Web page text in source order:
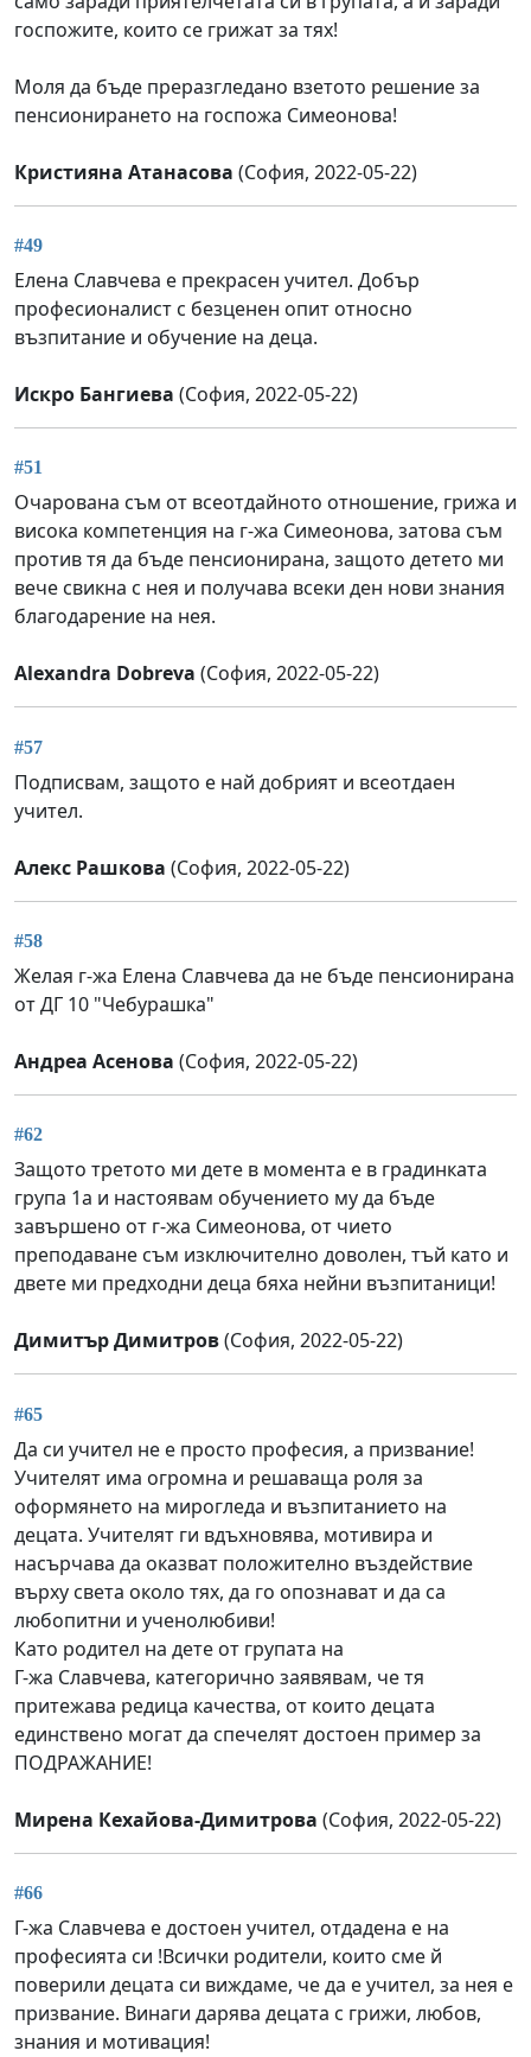
госпожите, които се грижат за тях!
Моля да бъде преразгледано взетото решение за
пенсионирането на госпожа Симеонова!
Кристияна Атанасова (София, 2022-05-22)
#49
Елена Славчева е прекрасен учител. Добър
професионалист с безценен опит относно
възпитание и обучение на деца.
Искро Бангиева (София, 2022-05-22)
#51
Очарована съм от всеотдайното отношение, грижа и
висока компетенция на г-жа Симеонова, затова съм
против тя да бъде пенсионирана, защото детето ми
вече свикна с нея и получава всеки ден нови знания
благодарение на нея.
Alexandra Dobreva (София, 2022-05-22)
#57
Подписвам, защото е най добрият и всеотдаен
учител.
Алекс Рашкова (София, 2022-05-22)
#58
Желая г-жа Елена Славчева да не бъде пенсионирана
от ДГ 10 "Чебурашка"
Андреа Асенова (София, 2022-05-22)
#62
Защото третото ми дете в момента е в градинката
група 1а и настоявам обучението му да бъде
завършено от г-жа Симеонова, от чието
преподаване съм изключително доволен, тъй като и
двете ми предходни деца бяха нейни възпитаници!
Димитър Димитров(София, 2022-05-22)
#65
Да си учител не е просто професия, а призвание!
Учителят има огромна и решаваща роля за
оформянето на мирогледа и възпитанието на
децата. Учителят ги вдъхновява, мотивира и
насърчава да оказват положително въздействие
върху света около тях, да го опознават и да са
любопитни и ученолюбиви!
Като родител на дете от групата на
Г-жа Славчева, категорично заявявам, че тя
притежава редица качества, от които децата
единствено могат да спечелят достоен пример за
ПОДРАЖАНИЕ!
Мирена Кехайова-Димитрова (София, 2022-05-22)
#66
Г-жа Славчева е достоен учител, отдадена е на
професията си !Всички родители, които сме й
поверили децата си виждаме, че да е учител, за нея е
призвание. Винаги дарява децата с грижи, любов,
знания и мотивация!